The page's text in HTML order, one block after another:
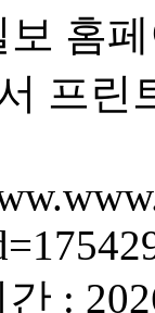
홈
프린
: